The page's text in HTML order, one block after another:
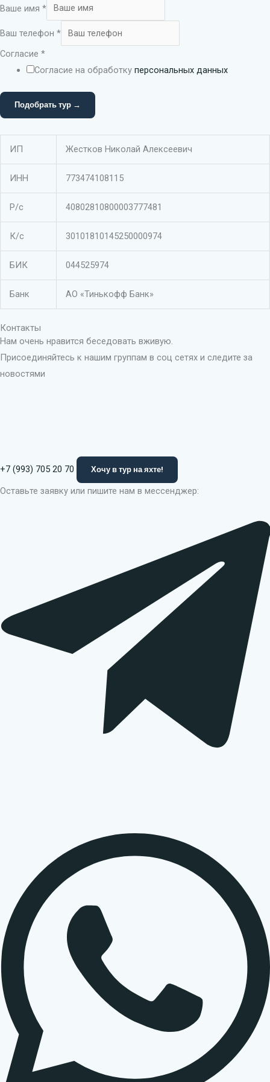
Ваше имя *
Ваш телефон *
имя
Ваше
Согласие *
Согласие на обработку персональных данных
Подобрать тур →
ИП Жестков Николай Алексеевич
ИНН 773474108115
Р/с 40802810800003777481
К/с 30101810145250000974
БИК 044525974
Банк АО «Тинькофф Банк»
Контакты
Нам очень нравится беседовать вживую.
Присоединяйтесь к нашим группам в соц сетях и следите за
новостями
+7 (993) 705 20 70 Хочу в тур на яхте!
Оставьте заявку или пишите нам в мессенджер: